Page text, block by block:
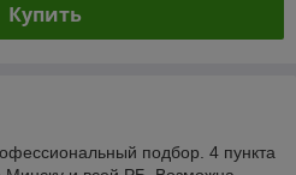
Купить
подбор. 4 пункта